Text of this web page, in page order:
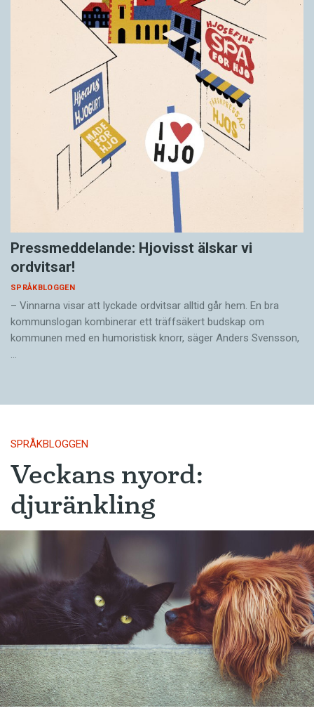
Pressmeddelande: Hjovisst älskar vi
ordvitsar!
SPRÅKBLOGGEN
– Vinnarna visar att lyckade ordvitsar alltid går hem. En bra
kommunslogan kombinerar ett träffsäkert budskap om
kommunen med en humoristisk knorr, säger Anders Svensson,
…
SPRÅKBLOGGEN
Veckans nyord:
djuränkling